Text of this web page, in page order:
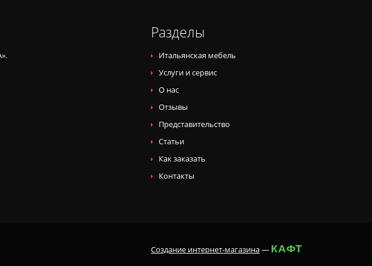
Разделы
Итальянская мебель
Услуги и сервис
О нас
Отзывы
Представительство
Статьи
Как заказать
Контакты
Создание интернет-магазина— КАФТ